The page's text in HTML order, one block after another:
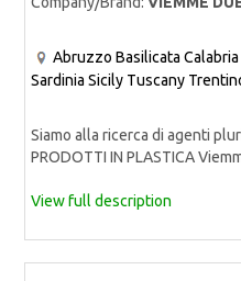
Abruzzo Basilicata Calabria
Sardinia Sicily Tuscany
Siamo alla ricerca di agenti
PRODOTTI IN PLASTICA
View full description